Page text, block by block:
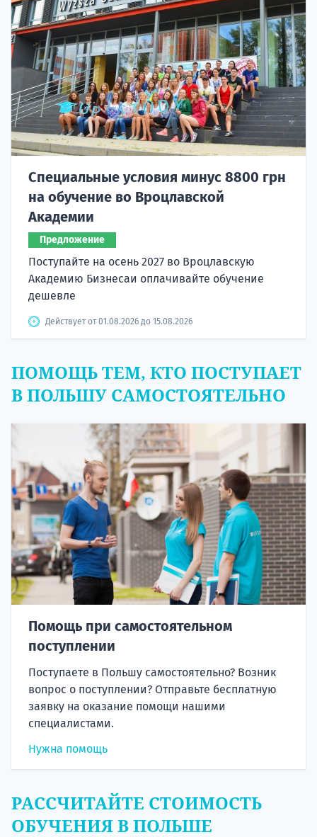
Специальные условия минус 8800 грн
на обучение во Вроцлавской
Академии
Предложение
Поступайте на осень 2027 во Вроцлавскую
Академию Бизнесаи оплачивайте обучение
дешевле
Действует от 01.08.2026 до 15.08.2026
ПОМОЩЬ ТЕМ, КТО ПОСТУПАЕТ
В ПОЛЬШУ САМОСТОЯТЕЛЬНО
Помощь при самостоятельном
поступлении
Поступаете в Польшу самостоятельно? Возник
вопрос о поступлении? Отправьте бесплатную
заявку на оказание помощи нашими
специалистами.
Нужна помощь
РАССЧИТАЙТЕ СТОИМОСТЬ
ОБУЧЕНИЯ В ПОЛЬШЕ